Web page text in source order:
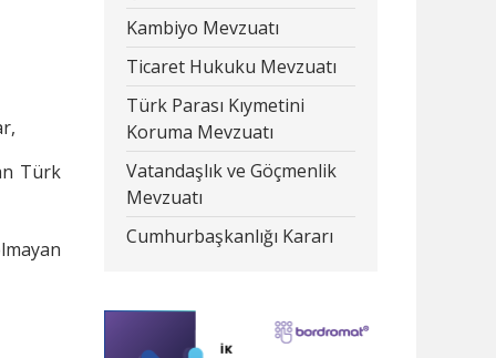
Türk
Kambiyo Mevzuatı
Ticaret Hukuku Mevzuatı
Türk Parası Kıymetini
Koruma Mevzuatı
Vatandaşlık ve Göçmenlik
Mevzuatı
Cumhurbaşkanlığı Kararı